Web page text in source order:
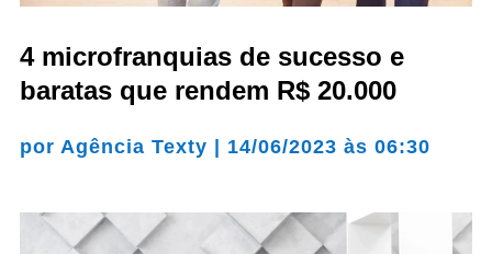
4 microfranquias de sucesso e
baratas que rendem R$ 20.000
por Agência Texty 14/06/2023 às 06:30